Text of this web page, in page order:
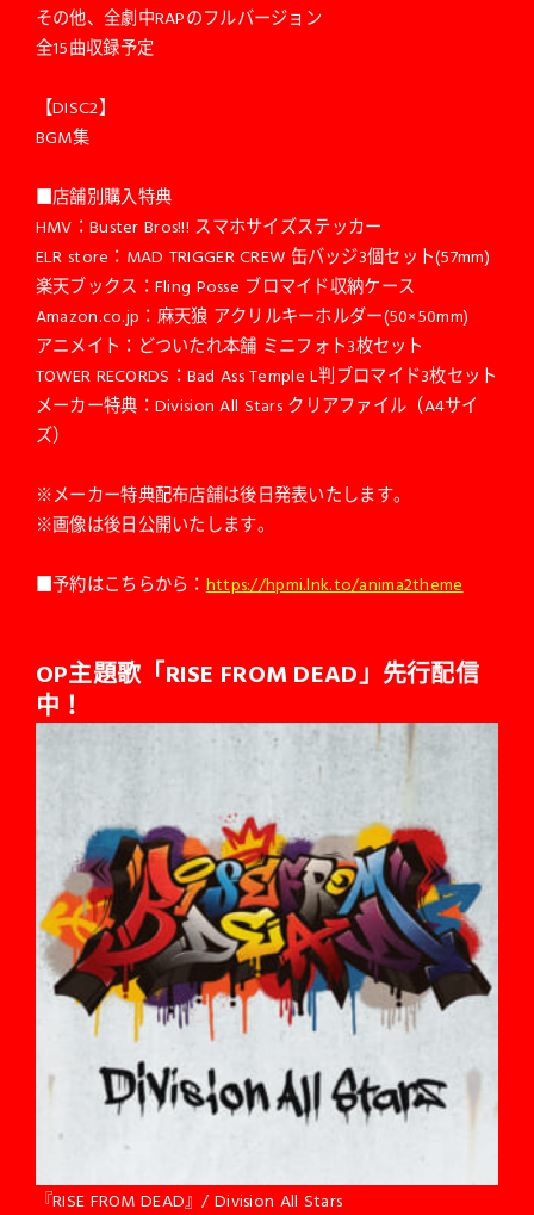
その他、全劇中RAPのフルバージョン
全15曲収録予定
【DISC2】
BGM集
■店舗別購入特典
HMV：Buster Bros!!! スマホサイズステッカー
ELR store：MAD TRIGGER CREW 缶バッジ3個セット(57mm)
楽天ブックス：Fling Posse ブロマイド収納ケース
Amazon.co.jp：麻天狼 アクリルキーホルダー(50×50mm)
アニメイト：どついたれ本舗 ミニフォト3枚セット
TOWER RECORDS：Bad Ass Temple L判ブロマイド3枚セット
メーカー特典：Division All Stars クリアファイル（A4サイ
ズ）
※メーカー特典配布店舗は後日発表いたします。
※画像は後日公開いたします。
■予約はこちらから： https://hpmi.lnk.to/anima2theme
OP主題歌「RISE FROM DEAD」先行配信
中！
『RISE FROM DEAD』/ Division All Stars